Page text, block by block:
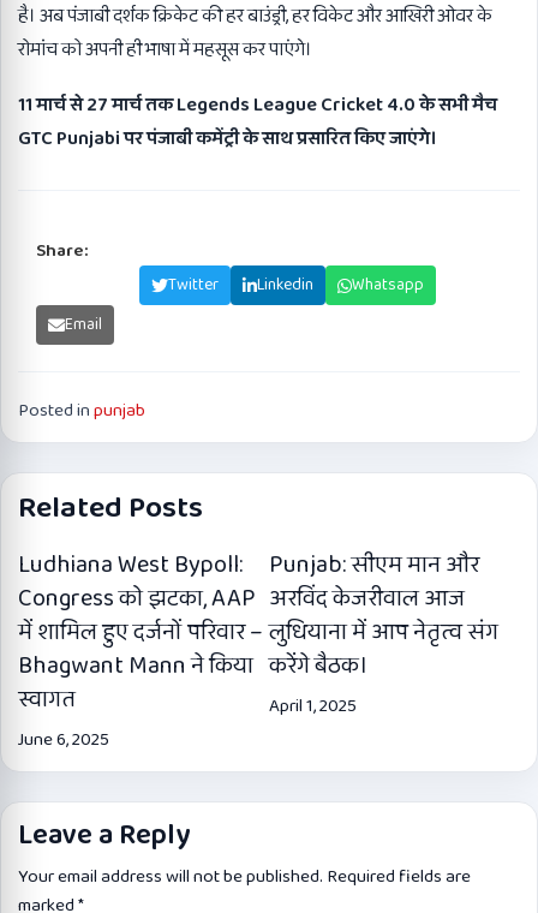
है। अब पंजाबी दर्शक क्रिकेट की हर बाउंड्री, हर विकेट और आखिरी ओवर के
रोमांच को अपनी ही भाषा में महसूस कर पाएंगे।
11 मार्च से 27 मार्च तक Legends League Cricket 4.0 के सभी मैच
GTC Punjabi पर पंजाबी कमेंट्री के साथ प्रसारित किए जाएंगे।
Share:
Twitter Linkedin
Whatsapp
Email
Posted inpunjab
Related Posts
Ludhiana West Bypoll:
Congress को झटका, AAP
में शामिल हुए दर्जनों परिवार –
Bhagwant Mann ने किया
स्वागत
June 6, 2025
Punjab: सीएम मान और
अरविंद केजरीवाल आज
लुधियाना में आप नेतृत्व संग
करेंगे बैठक।
April 1, 2025
Leave a Reply
Your email address will not be published. Required fields are
marked*